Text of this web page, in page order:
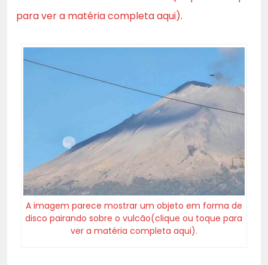
para ver a matéria completa aqui).
A imagem parece mostrar um objeto em forma de
disco pairando sobre o vulcão(clique ou toque para
ver a matéria completa aqui).